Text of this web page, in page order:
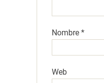
Nombre *
Web